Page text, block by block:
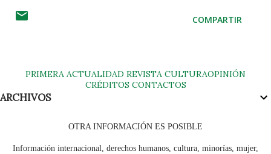
COMPARTIR
PRIMERA ACTUALIDAD REVISTA CULTURAOPINIÓN
CRÉDITOSCONTACTOS
ARCHIVOS
OTRA INFORMACIÓN ES POSIBLE
Información internacional, derechos humanos, cultura, minorías, mujer,